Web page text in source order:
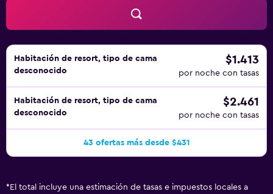
Habitación de resort, tipo de cama
desconocido
$1.413
por noche con tasas
Habitación de resort, tipo de cama
desconocido
$2.461
por noche con tasas
43 ofertas más desde $431
* El total incluye una estimación de tasas e impuestos locales a